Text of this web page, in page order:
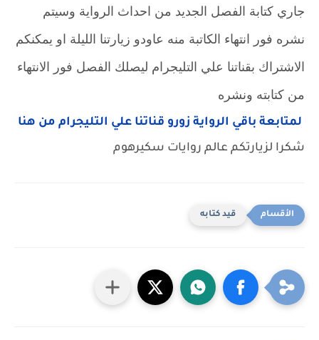
جاري كتابة الفصل الجديد من احداث الرواية وسيتم
نشره فور انتهاء الكاتبة منه عاودو زيارتنا الليلة او يمكنكم
الاشتراك بقناتنا علي التليجرام ليصلك الفصل فور الانتهاء
من كتابته ونشره
لمتابعة باقي الرواية زورو قناتنا علي التليجرام من هنا
شكرا لزيارتكم عالم روايات سكيرهوم
قيد كتابه